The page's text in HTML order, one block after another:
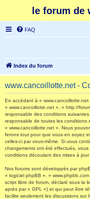
le forum de
FAQ
Index du forum
www.cancoillotte.net -
En accédant à «
« www.cancoillotte.net », « http://
responsable des conditions
responsable de toutes les conditions
« www.cancoillotte.net ». Nous
ferons tout pour que vous en soyez
celles-ci par vous-même. Si vous
changements ont été effectués, vous
conditions découlant des mises à jour
Nos forums sont développés par
« logiciel phpBB », «
script libre de forum, déclaré sous la
après par « GPL ») et qui peut être
facilite seulement les discussions sur